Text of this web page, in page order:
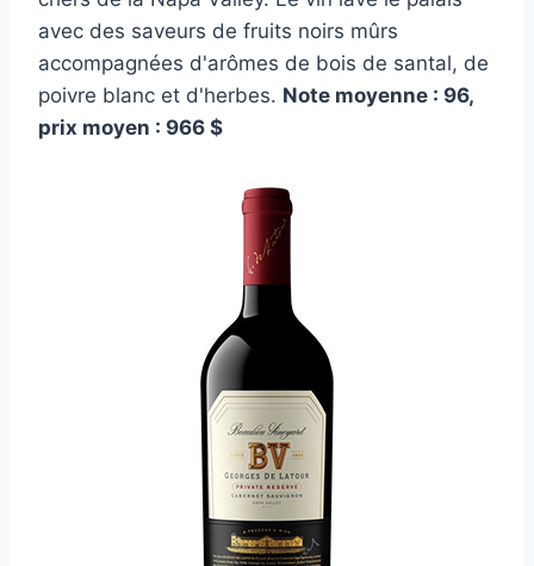
avec des saveurs de fruits noirs mûrs
accompagnées d'arômes de bois de santal, de
poivre blanc et d'herbes. Note moyenne : 96,
prix moyen : 966 $